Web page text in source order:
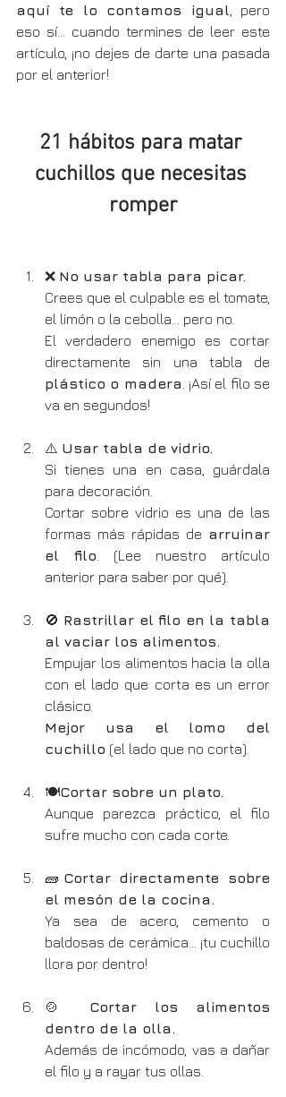
aquí te lo contamos igual , pero
eso sí... cuando termines de leer este
artículo, ¡no dejes de darte una pasada
por el anterior!
21 hábitos para matar
cuchillos que necesitas
romper
❌ No usar tabla para picar.
Crees que el culpable es el tomate,
el limón o la cebolla… pero no.
El verdadero enemigo es cortar
plástico o madera . ¡Así el filo se
va en segundos!
⚠️ Usar tabla de vidrio.
Si tienes una en casa, guárdala
para decoración.
Cortar sobre vidrio es una de las
formas más rápidas de arruinar
el filo . (Lee nuestro artículo
anterior para saber por qué).
🚫 Rastrillar el filo en la tabla
al vaciar los alimentos.
Empujar los alimentos hacia la olla
con el lado que corta es un error
clásico.
Mejor usa el lomo del
cuchillo (el lado que no corta).
🍽️Cortar sobre un plato.
Aunque parezca práctico, el filo
sufre mucho con cada corte.
🧱 Cortar directamente sobre
el mesón de la cocina.
Ya sea de acero, cemento o
baldosas de cerámica... ¡tu cuchillo
llora por dentro!
🍲 Cortar los alimentos
dentro de la olla.
Además de incómodo, vas a dañar
el filo y a rayar tus ollas.